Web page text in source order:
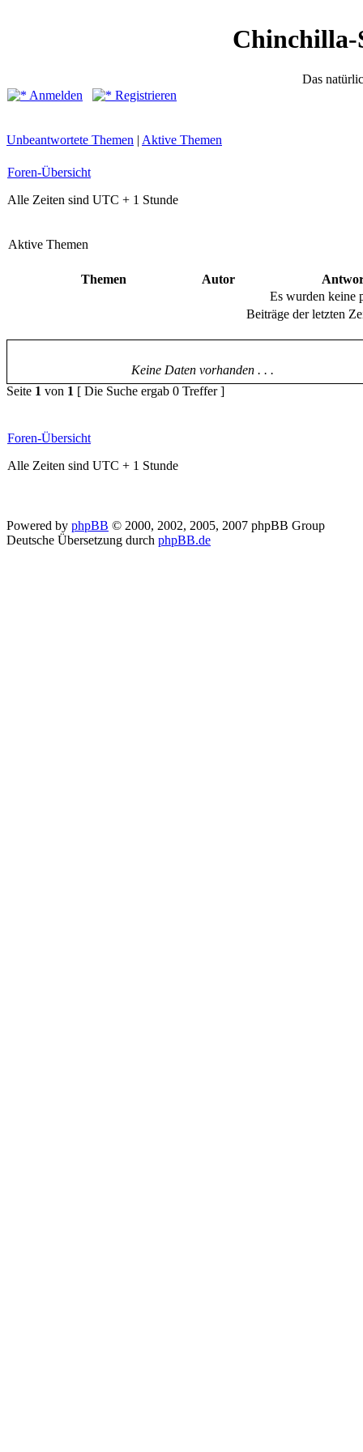
Chinchilla-
Das
Anmelden
Registrieren
Unbeantwortete Themen | Aktive Themen
Foren-Übersicht
Alle Zeiten sind UTC + 1 Stunde
Aktive Themen
Themen Autor
Es wurden keine
Beiträge der letzten
Keine Daten vorhanden . . .
Seite 1 von 1 [ Die Suche ergab 0 Treffer ]
Foren-Übersicht
Alle Zeiten sind UTC + 1 Stunde
Powered by phpBB © 2000, 2002, 2005, 2007 phpBB Group
Deutsche Übersetzung durch phpBB.de